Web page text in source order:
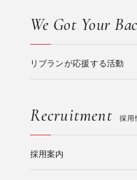
We Got Your
リブランが応援する活動
Recruitment 採用
採用案内